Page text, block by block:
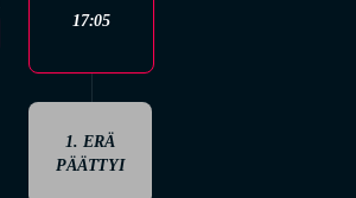
17:05
1. ERÄ
PÄÄTTYI